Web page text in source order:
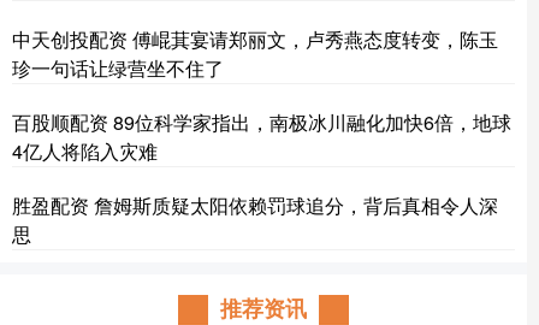
中天创投配资 傅崐萁宴请郑丽文，卢秀燕态度转变，陈玉
珍一句话让绿营坐不住了
百股顺配资 89位科学家指出，南极冰川融化加快6倍，地球
4亿人将陷入灾难
胜盈配资 詹姆斯质疑太阳依赖罚球追分，背后真相令人深
思
推荐资讯